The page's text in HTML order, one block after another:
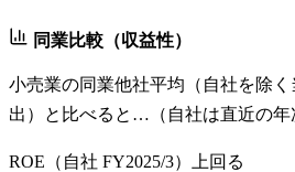
同業比較（収益性）
小売業の同業他社平均（自社を除
出）と比べると…（自社は直近の年
ROE （自社 FY2025/3）
上回る